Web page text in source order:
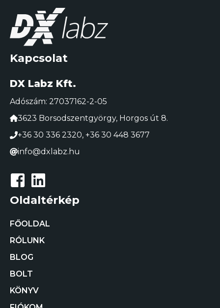
Kapcsolat
DX Labz Kft.
Adószám: 27037162-2-05
3623 Borsodszentgyörgy, Horgos út 8.
+36 30 336 2320, +36 30 448 3677
info@dxlabz.hu
Oldaltérkép
FŐOLDAL
RÓLUNK
BLOG
BOLT
KÖNYV